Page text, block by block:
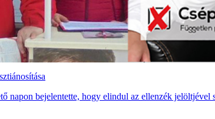
napon bejelentette, hogy elindul az ellenzék